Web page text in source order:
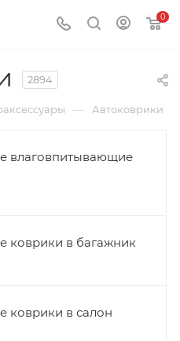
0
2894
— Автоковрики
влаговпитывающие
коврики в багажник
коврики в салон